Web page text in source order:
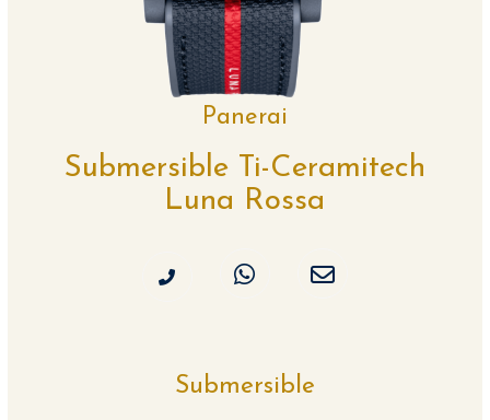
Panerai
Submersible Ti-Ceramitech
Luna Rossa
Submersible